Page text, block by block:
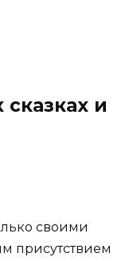
и
своими
присутствием